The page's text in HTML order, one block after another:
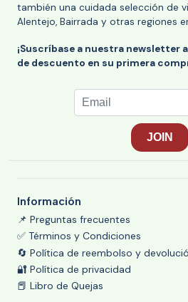
también una cuidada selección de
Alentejo, Bairrada y otras regiones
¡Suscríbase a nuestra newsletter
de descuento en su primera
Información
📌 Preguntas frecuentes
✅ Términos y Condiciones
🔄 Política de reembolso y
🔐 Política de privacidad
📕 Libro de Quejas